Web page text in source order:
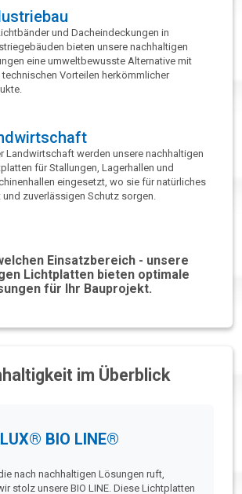
und Dacheindeckungen in
bieten unsere nachhaltigen
eine umweltbewusste Alternative mit
technischen Vorteilen herkömmlicher
Landwirtschaft werden unsere nachhaltigen
für Stallungen, Lagerhallen und
eingesetzt, wo sie für natürliches
und zuverlässigen Schutz sorgen.
Einsatzbereich - unsere
Lichtplatten bieten optimale
für Ihr Bauprojekt.
im Überblick
BIO LINE®
nach nachhaltigen Lösungen ruft,
stolz unsere BIO LINE. Diese Lichtplatten